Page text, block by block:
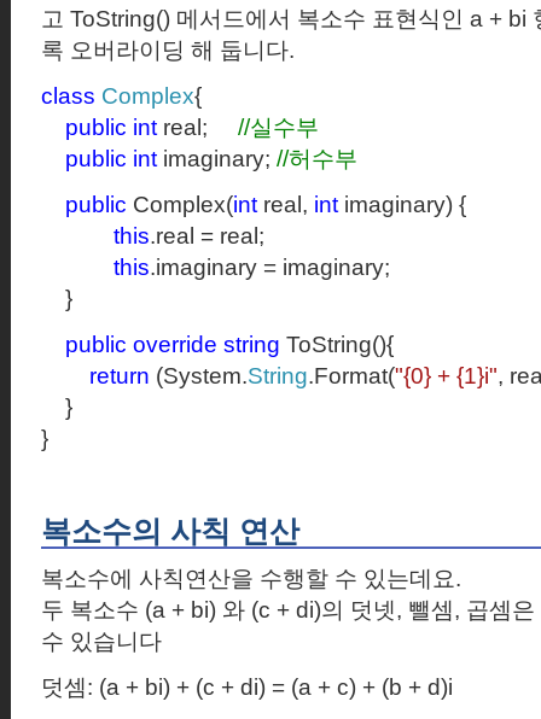
고 ToString() 메서드에서 복소수 표현식인 a + bi
록 오버라이딩 해 둡니다.
class Complex{
public int real; //실수부
public int imaginary; //허수부
public Complex(int real, int imaginary) {
this.real = real;
this.imaginary = imaginary;
}
public override string ToString(){
return (System.String.Format("{0} + {1}i",
}
}
복소수의 사칙 연산
복소수에 사칙연산을 수행할 수 있는데요.
두 복소수 (a + bi) 와 (c + di)의 덧넷, 뺄셈, 곱셈
수 있습니다
덧셈: (a + bi) + (c + di) = (a + c) + (b + d)i